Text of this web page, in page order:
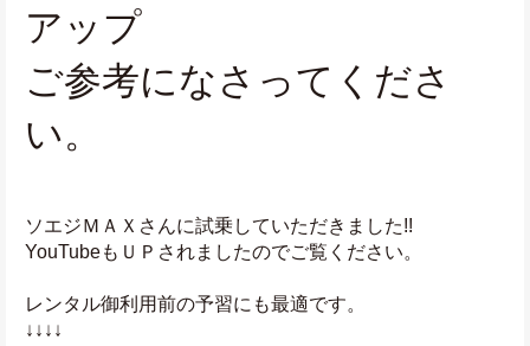
アップ
ご参考になさってくださ
い。
ソエジＭＡＸさんに試乗していただきました!!
YouTubeもＵＰされましたのでご覧ください。
レンタル御利用前の予習にも最適です。
↓↓↓↓